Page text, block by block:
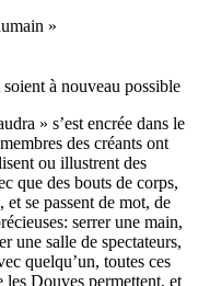
»
à nouveau possible
» s’est encrée dans le
des créants ont
ou illustrent des
que des bouts de corps,
et se passent de mot, de
serrer une main,
une salle de spectateurs,
quelqu’un, toutes ces
les Douves permettent, et